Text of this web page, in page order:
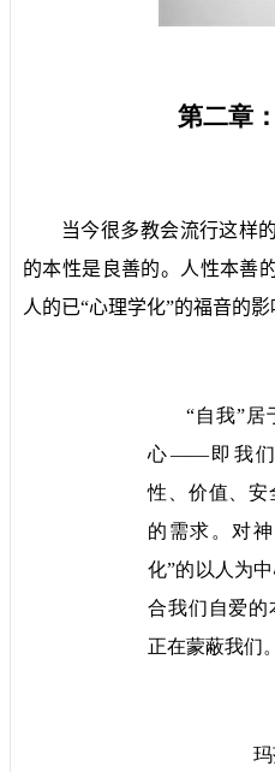
第二章
当今很多教会流行这样
的本性是良善的。人性本善
人的已“心理学化”的福音的影
“自我”居
心——即我们
性、价值、安
的需求。对
化”的以人为
合我们自爱的
正在蒙蔽我们。
玛